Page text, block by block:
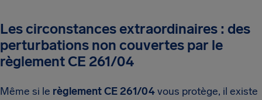
Les circonstances extraordinaires : des
perturbations non couvertes par le
règlement CE 261/04
Même si le règlement CE 261/04vous protège, il existe